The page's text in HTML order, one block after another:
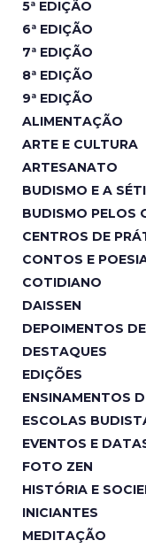
5ª EDIÇÃO
6ª EDIÇÃO
7ª EDIÇÃO
8ª EDIÇÃO
9ª EDIÇÃO
ALIMENTAÇÃO
ARTE E CULTURA
ARTESANATO
BUDISMO E A
BUDISMO PELOS
CENTROS DE
CONTOS E
COTIDIANO
DAISSEN
DEPOIMENTOS
DESTAQUES
EDIÇÕES
ENSINAMENTOS
ESCOLAS
EVENTOS E
FOTO ZEN
HISTÓRIA E
INICIANTES
MEDITAÇÃO